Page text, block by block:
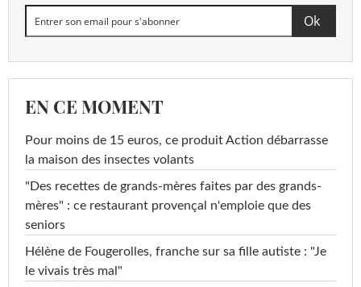
EN CE MOMENT
Pour moins de 15 euros, ce produit Action débarrasse
la maison des insectes volants
"Des recettes de grands-mères faites par des grands-
mères" : ce restaurant provençal n'emploie que des
seniors
Hélène de Fougerolles, franche sur sa fille autiste : "Je
le vivais très mal"